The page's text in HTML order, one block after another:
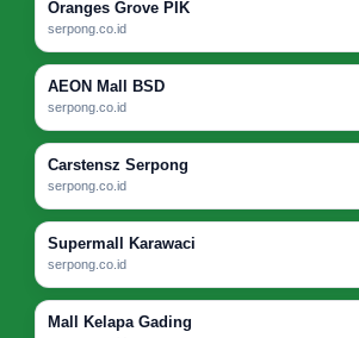
Oranges Grove PIK
serpong.co.id
AEON Mall BSD
serpong.co.id
Carstensz Serpong
serpong.co.id
Supermall Karawaci
serpong.co.id
Mall Kelapa Gading